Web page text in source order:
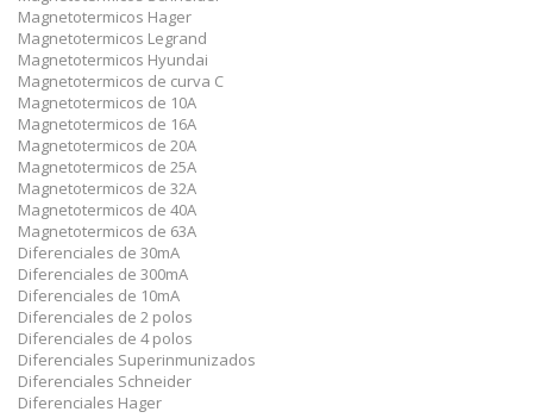
Magnetotermicos Hager
Magnetotermicos Legrand
Magnetotermicos Hyundai
Magnetotermicos de curva C
Magnetotermicos de 10A
Magnetotermicos de 16A
Magnetotermicos de 20A
Magnetotermicos de 25A
Magnetotermicos de 32A
Magnetotermicos de 40A
Magnetotermicos de 63A
Diferenciales de 30mA
Diferenciales de 300mA
Diferenciales de 10mA
Diferenciales de 2 polos
Diferenciales de 4 polos
Diferenciales Superinmunizados
Diferenciales Schneider
Diferenciales Hager